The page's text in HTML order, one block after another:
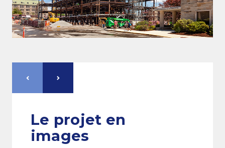
Fabrication
Gestion de projets
Le projet en
images